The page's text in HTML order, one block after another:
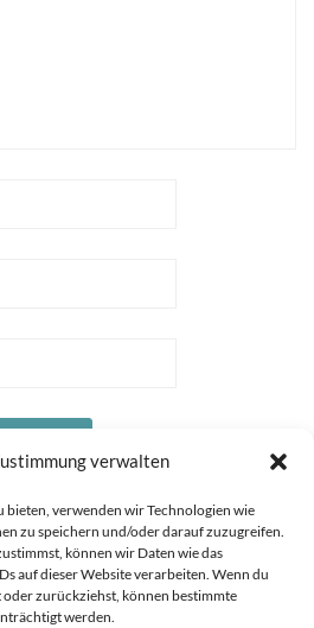
verwalten
bieten, verwenden wir Technologien wie
zu speichern und/oder darauf zuzugreifen.
können wir Daten wie das
auf dieser Website verarbeiten. Wenn du
zurückziehst, können bestimmte
werden.